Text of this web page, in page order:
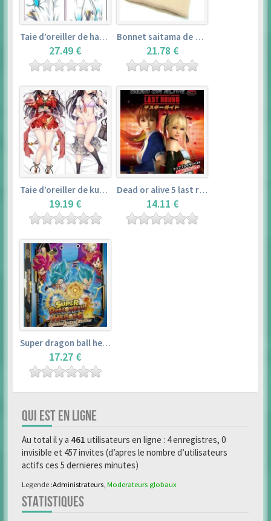
Taie d’oreiller de hatsune miku (150cm×50cm) – vocaloid
27.49 €
Bonnet saitama de one punch man
21.78 €
Taie d’oreiller de kurosawa dia (160x50cm) – love live! sunshine!!
19.19 €
Dead or alive 5 last round master guide
14.11 €
Super dragon ball heroes : official 4 pocket binder set
17.27 €
QUI EST EN LIGNE
Au total il y a 461 utilisateurs en ligne : 4 enregistres, 0
invisible et 457 invites (d’apres le nombre d’utilisateurs
actifs ces 5 dernieres minutes)
Legende :Administrateurs Moderateurs globaux
STATISTIQUES